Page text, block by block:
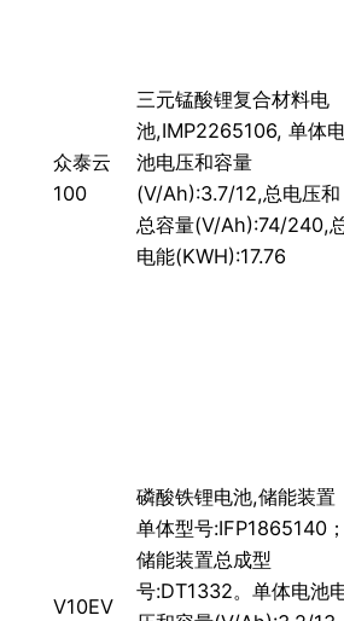
众泰云
100
三元锰酸锂复合材料电
池,IMP2265106, 单体
池电压和容量
(V/Ah):3.7/12,总电压和
总容量(V/Ah):74/240,
电能(KWH):17.76
V10EV
磷酸铁锂电池,储能装置
单体型号:IFP1865140
储能装置总成型
号:DT1332。单体电池